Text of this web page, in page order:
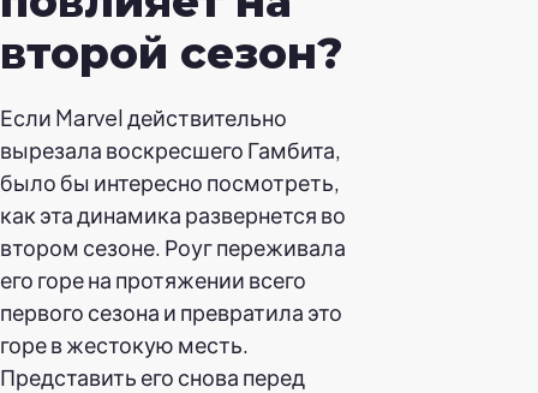
второй сезон?
Если Marvel действительно
вырезала воскресшего Гамбита,
было бы интересно посмотреть,
как эта динамика развернется во
втором сезоне. Роуг переживала
его горе на протяжении всего
первого сезона и превратила это
горе в жестокую месть.
Представить его снова перед